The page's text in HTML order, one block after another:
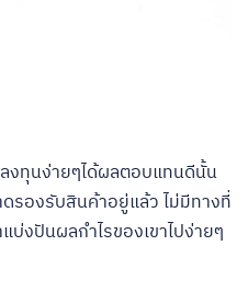
งทุนง่ายๆได้ผลตอบแทนดีนั้น
รองรับสินค้าอยู่แล้ว ไม่มีทางที่
บ่งปันผลกำไรของเขาไปง่ายๆ